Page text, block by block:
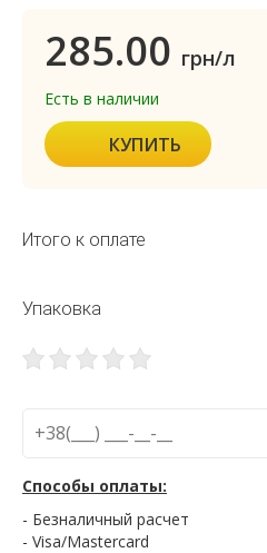
285.00 грн/л
Есть в наличии
КУПИТЬ
Итого к оплате
Упаковка
Способы оплаты:
- Безналичный расчет
- Visa/Mastercard